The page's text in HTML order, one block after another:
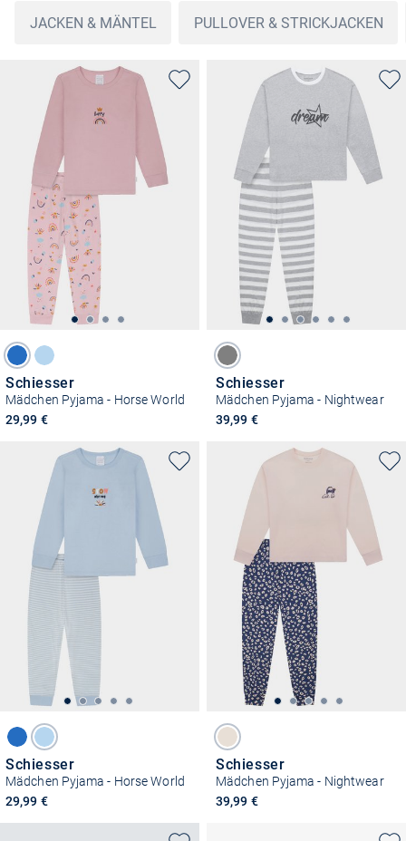
JACKEN & MÄNTEL PULLOVER & STRICKJACKEN
Schiesser
Mädchen Pyjama - Horse World
29,99 €
Schiesser
Mädchen Pyjama - Nightwear
39,99 €
Schiesser
Mädchen Pyjama - Horse World
29,99 €
Schiesser
Mädchen Pyjama - Nightwear
39,99 €